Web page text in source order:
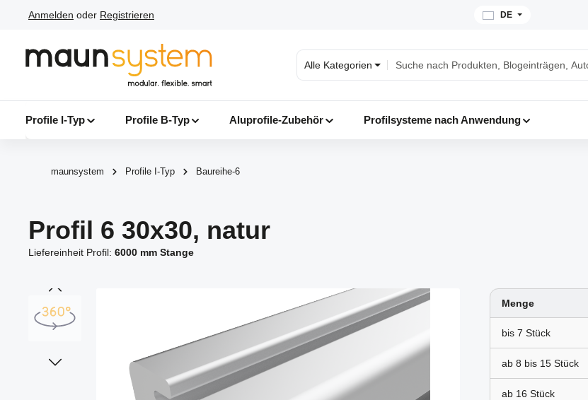
Hauptinhalt springen
Zur Suche springen
Zur Hauptnavigation springen
Anmelden oder Registrieren DE
Alle Kategorien
Profile I-Typ Profile B-Typ Aluprofile-Zubehör Profilsysteme nach Anwendung
maunsystem Profile I-Typ Baureihe-6
Profil 6 30x30, natur
Liefereinheit Profil: 6000 mm Stange
Menge
bis 7
ab 8 bis 15
ab 16